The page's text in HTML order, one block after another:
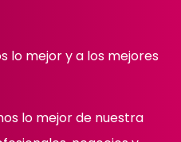
lo mejor y a los mejores
lo mejor de nuestra